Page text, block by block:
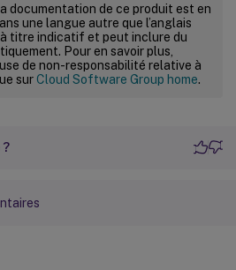
documentation de ce produit est en
une langue autre que l’anglais
titre indicatif et peut inclure du
Pour en savoir plus,
de non-responsabilité relative à
surCloud Software Group home.